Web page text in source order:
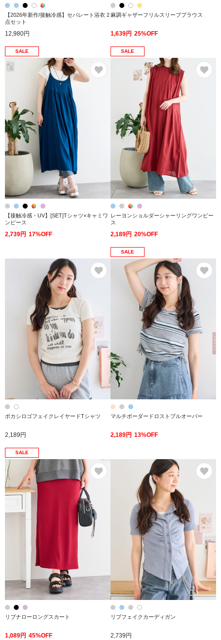
【2026年新作/接触冷感】セパレート浴衣 2
点セット
12,980円
麻調ギャザーフリルスリーブブラウス
1,639円 25%OFF
SALE
【接触冷感・UV】[SET]Tシャツ×キャミワ
ンピース
2,739円 17%OFF
SALE
レーヨンショルダーシャーリングワンピー
ス
2,189円 20%OFF
お気に入り
ボカシロゴフェイクレイヤードTシャツ
2,189円
SALE
マルチボーダードロストプルオーバー
2,189円 13%OFF
SALE
リブナローロングスカート
1,089円 45%OFF
リブフェイクカーディガン
2,739円